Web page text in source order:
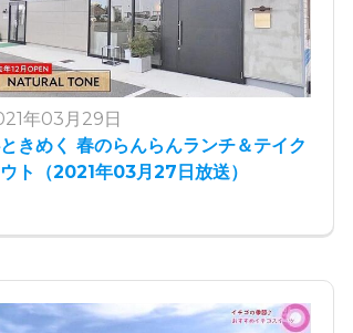
年03月29日
きめく 春のらんらんランチ＆テイク
ト（2021年03月27日放送）